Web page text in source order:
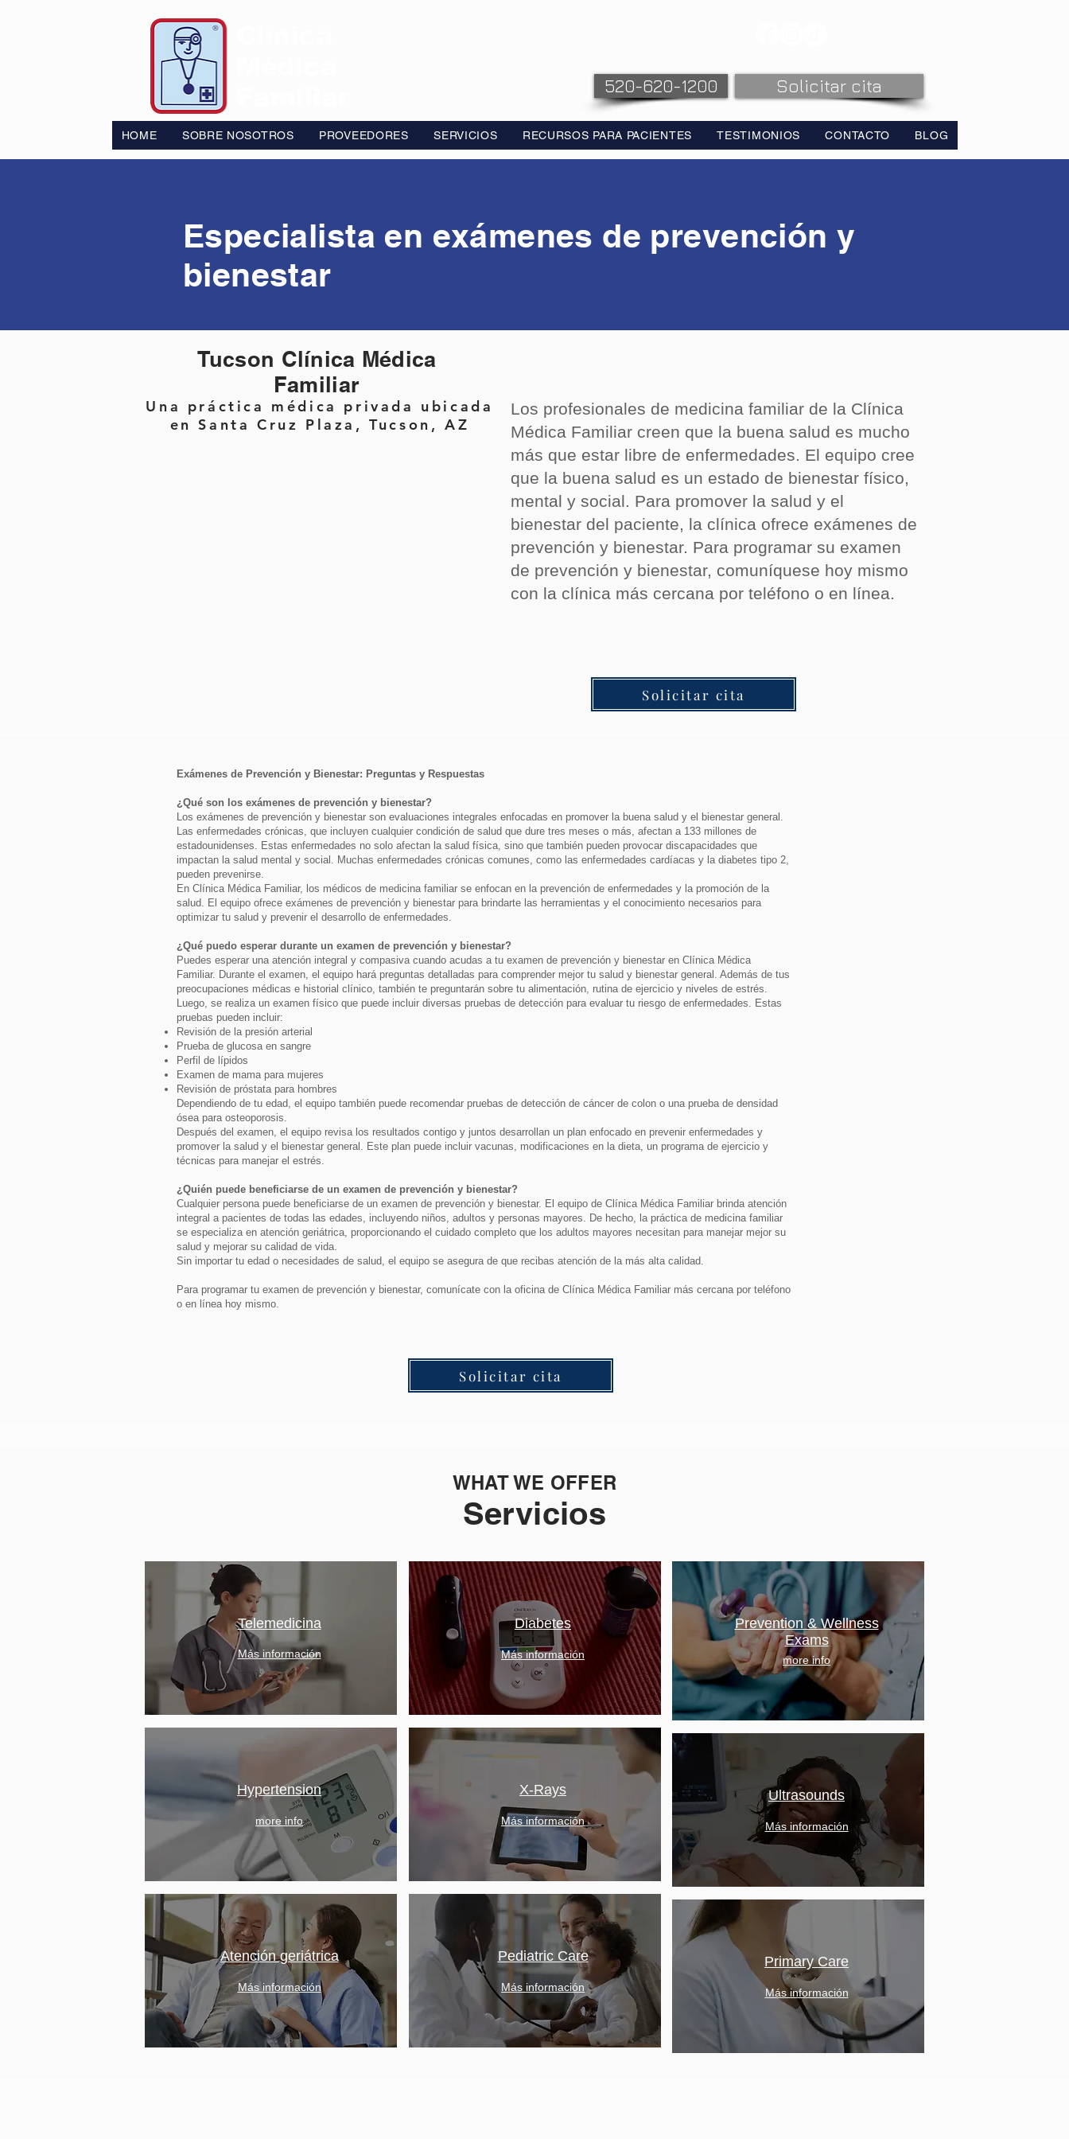
520-620-1200 Solicitar cita
HOME SOBRE NOSOTROS PROVEEDORES SERVICIOS RECURSOS PARA PACIENTES TESTIMONIOS CONTACTO BLOG
Especialista en exámenes de prevención y
bienestar
Tucson Clínica Médica
Familiar
Una práctica médica privada ubicada
en Santa Cruz Plaza, Tucson, AZ
Los profesionales de medicina familiar de la Clínica
Médica Familiar creen que la buena salud es mucho
más que estar libre de enfermedades. El equipo cree
que la buena salud es un estado de bienestar físico,
mental y social. Para promover la salud y el
bienestar del paciente, la clínica ofrece exámenes de
prevención y bienestar. Para programar su examen
de prevención y bienestar, comuníquese hoy mismo
con la clínica más cercana por teléfono o en línea.
Solicitar cita
Exámenes de Prevención y Bienestar: Preguntas y Respuestas
¿Qué son los exámenes de prevención y bienestar?
Los exámenes de prevención y bienestar son evaluaciones integrales enfocadas en promover la buena salud y el bienestar general.
Las enfermedades crónicas, que incluyen cualquier condición de salud que dure tres meses o más, afectan a 133 millones de
estadounidenses. Estas enfermedades no solo afectan la salud física, sino que también pueden provocar discapacidades que
impactan la salud mental y social. Muchas enfermedades crónicas comunes, como las enfermedades cardíacas y la diabetes tipo 2,
pueden prevenirse.
En Clínica Médica Familiar, los médicos de medicina familiar se enfocan en la prevención de enfermedades y la promoción de la
salud. El equipo ofrece exámenes de prevención y bienestar para brindarte las herramientas y el conocimiento necesarios para
optimizar tu salud y prevenir el desarrollo de enfermedades.
¿Qué puedo esperar durante un examen de prevención y bienestar?
Puedes esperar una atención integral y compasiva cuando acudas a tu examen de prevención y bienestar en Clínica Médica
Familiar. Durante el examen, el equipo hará preguntas detalladas para comprender mejor tu salud y bienestar general. Además de tus
preocupaciones médicas e historial clínico, también te preguntarán sobre tu alimentación, rutina de ejercicio y niveles de estrés.
Luego, se realiza un examen físico que puede incluir diversas pruebas de detección para evaluar tu riesgo de enfermedades. Estas
pruebas pueden incluir:
Revisión de la presión arterial
Prueba de glucosa en sangre
Perfil de lípidos
Examen de mama para mujeres
Revisión de próstata para hombres
Dependiendo de tu edad, el equipo también puede recomendar pruebas de detección de cáncer de colon o una prueba de densidad
ósea para osteoporosis.
Después del examen, el equipo revisa los resultados contigo y juntos desarrollan un plan enfocado en prevenir enfermedades y
promover la salud y el bienestar general. Este plan puede incluir vacunas, modificaciones en la dieta, un programa de ejercicio y
técnicas para manejar el estrés.
¿Quién puede beneficiarse de un examen de prevención y bienestar?
Cualquier persona puede beneficiarse de un examen de prevención y bienestar. El equipo de Clínica Médica Familiar brinda atención
integral a pacientes de todas las edades, incluyendo niños, adultos y personas mayores. De hecho, la práctica de medicina familiar
se especializa en atención geriátrica, proporcionando el cuidado completo que los adultos mayores necesitan para manejar mejor su
salud y mejorar su calidad de vida.
Sin importar tu edad o necesidades de salud, el equipo se asegura de que recibas atención de la más alta calidad.
Para programar tu examen de prevención y bienestar, comunícate con la oficina de Clínica Médica Familiar más cercana por teléfono
o en línea hoy mismo.
Solicitar cita
WHAT WE OFFER
Servicios
Telemedicina
Más información
Hypertension
more info
Atención geriátrica
Más información
Diabetes
Más información
X-Rays
Más información
Pediatric Care
Más información
Prevention & Wellness
Exams
more info
Ultrasounds
Más información
Primary Care
Más información